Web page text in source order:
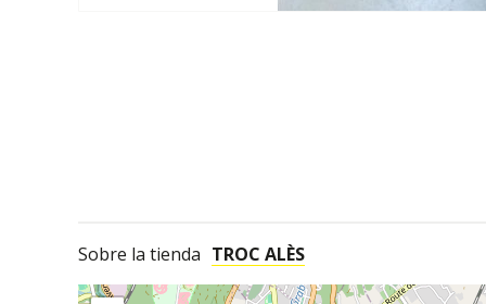
Sobre la tienda TROC ALÈS